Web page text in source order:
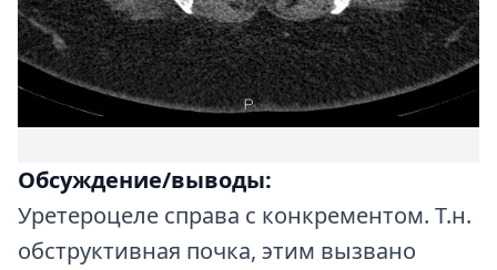
Обсуждение/выводы:
Уретероцеле справа с конкрементом. Т.н.
обструктивная почка, этим вызвано